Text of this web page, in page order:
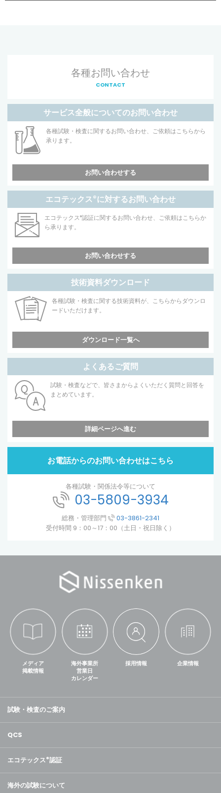
各種お問い合わせ
CONTACT
サービス全般についてのお問い合わせ
各種試験・検査に関するお問い合わせ、ご依頼はこちらから
承ります。
お問い合わせする
エコテックス®に対するお問い合わせ
エコテックス®認証に関するお問い合わせ、ご依頼はこちらか
ら承ります。
お問い合わせする
技術資料ダウンロード
各種試験・検査に関する技術資料が、こちらからダウンロ
ードいただけます。
ダウンロード一覧へ
よくあるご質問
試験・検査などで、皆さまからよくいただく質問と回答を
まとめています。
詳細ページへ進む
お電話からのお問い合わせはこちら
各種試験・関係法令等について
03-5809-3934
総務・管理部門
03-3861-2341
受付時間 9：00～17：00（土日・祝日除く）
メディア
掲載情報
海外事業所
営業日
カレンダー
採用情報 企業情報
試験・検査のご案内
QCS
エコテックス®認証
海外の試験について